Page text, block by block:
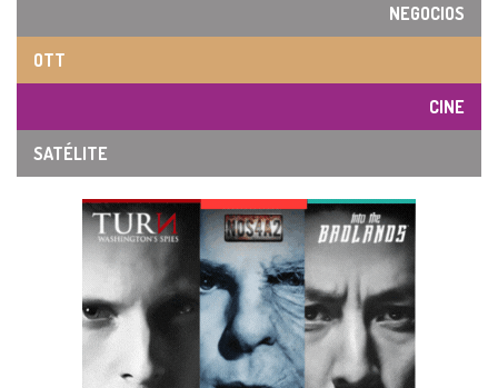
NEGOCIOS
OTT
CINE
SATÉLITE